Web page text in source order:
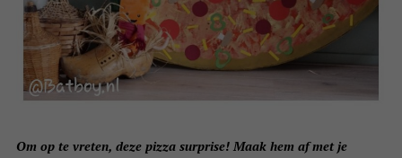
Om op te vreten, deze pizza surprise! Maak hem af met je